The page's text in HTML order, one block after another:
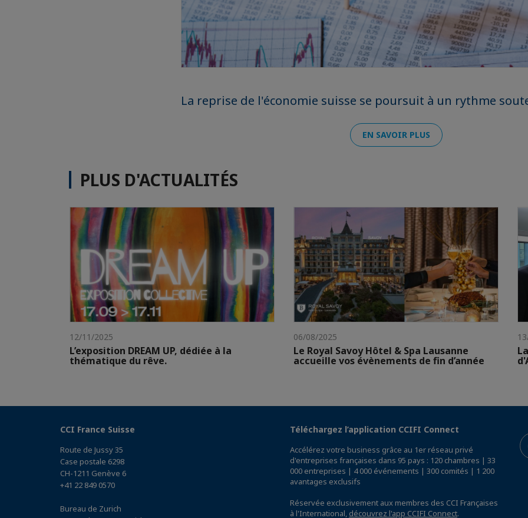
La reprise de l'économie suisse se poursuit à un rythme
EN SAVOIR PLUS
PLUS D'ACTUALITÉS
12/11/2025
L’exposition DREAM UP, dédiée à la
thématique du rêve.
06/08/2025
Le Royal Savoy Hôtel & Spa Lausanne
accueille vos évènements de fin d’année
CCI France Suisse
Route de Jussy 35
Case postale 6298
CH-1211 Genève 6
+41 22 849 0570
Bureau de Zurich
Téléchargez l’application CCIFI Connect
Accélérez votre business grâce au 1er réseau privé
d'entreprises françaises dans 95 pays : 120 chambres | 33
000 entreprises | 4 000 événements | 300 comités | 1 200
avantages exclusifs
Réservée exclusivement aux membres des CCI Françaises
à l'International, découvrez l'app CCIFI Connect.